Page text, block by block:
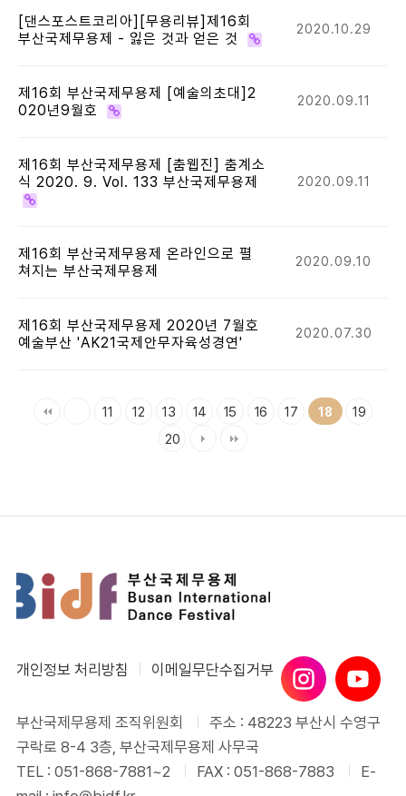
[댄스포스트코리아][무용리뷰]제16회
부산국제무용제 - 잃은 것과 얻은 것
2020.10.29
제16회 부산국제무용제 [예술의초대]2
020년9월호
2020.09.11
제16회 부산국제무용제 [춤웹진] 춤계소
식 2020. 9. Vol. 133 부산국제무용제
2020.09.11
제16회 부산국제무용제 온라인으로 펼
쳐지는 부산국제무용제
2020.09.10
제16회 부산국제무용제 2020년 7월호
예술부산 'AK21국제안무자육성경연'
2020.07.30
11 12 13 14 15 16 17 18 19
20
개인정보 처리방침 이메일무단수집거부
부산국제무용제 조직위원회
주소 : 48223 부산시 수영구
구락로 8-4 3층, 부산국제무용제 사무국
TEL : 051-868-7881~2
FAX : 051-868-7883
E-